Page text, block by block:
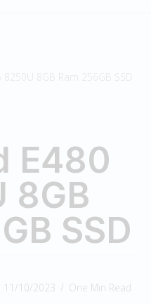
8GB Ram 256GB SSD
E480
8GB
SSD
11/10/2023
One Min Read